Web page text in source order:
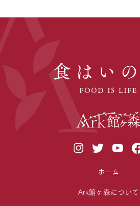
食はい
FOOD IS LIFE
ホーム
Ark館ヶ森について